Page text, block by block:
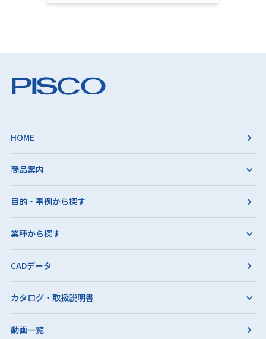
HOME
商品案内
目的・事例から探す
業種から探す
CADデータ
カタログ・取扱説明書
動画一覧